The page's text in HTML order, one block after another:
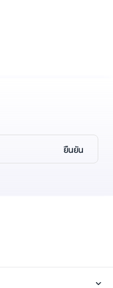
ยืนยัน